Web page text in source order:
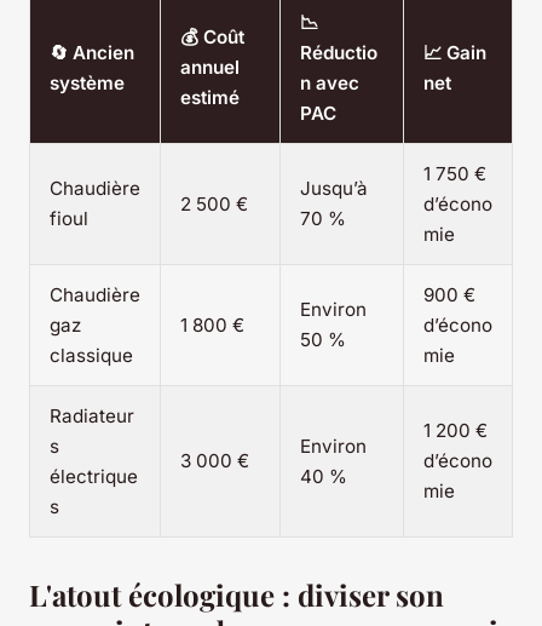
🔄 Ancien
système
💰 Coût
annuel
estimé
📉
Réductio
n avec
PAC
📈 Gain
net
Chaudière
fioul
2 500 €
Jusqu’à
70 %
1 750 €
d’écono
mie
Chaudière
gaz
classique
1 800 €
Environ
50 %
900 €
d’écono
mie
Radiateur
s
électrique
s
3 000 €
Environ
40 %
1 200 €
d’écono
mie
L'atout écologique : diviser son